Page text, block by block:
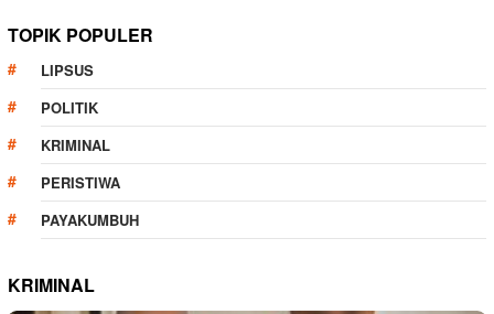
TOPIK POPULER
LIPSUS
POLITIK
KRIMINAL
PERISTIWA
PAYAKUMBUH
KRIMINAL